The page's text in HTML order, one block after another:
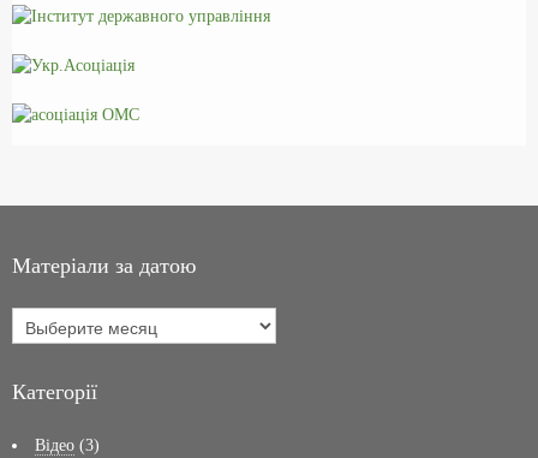
Матеріали за датою
Категорії
Відео (3)